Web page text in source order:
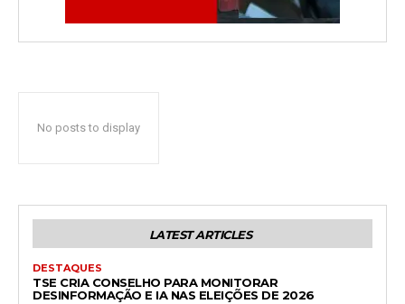
No posts to display
LATEST ARTICLES
DESTAQUES
TSE CRIA CONSELHO PARA MONITORAR
DESINFORMAÇÃO E IA NAS ELEIÇÕES DE 2026